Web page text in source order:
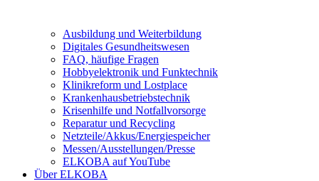
Ausbildung und Weiterbildung
Digitales Gesundheitswesen
FAQ, häufige Fragen
Hobbyelektronik und Funktechnik
Klinikreform und Lostplace
Krankenhausbetriebstechnik
Krisenhilfe und Notfallvorsorge
Reparatur und Recycling
Netzteile/Akkus/Energiespeicher
Messen/Ausstellungen/Presse
ELKOBA auf YouTube
Über ELKOBA